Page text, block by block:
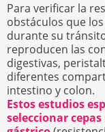
Para verificar la
obstáculos que
durante su
reproducen las
digestivas,
diferentes
intestino y colon.
Estos estudios
seleccionar